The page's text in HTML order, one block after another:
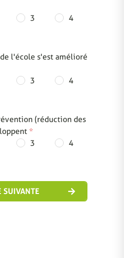
3
4
l'école s'est amélioré
3
4
(réduction des
*
3
4
SUIVANTE